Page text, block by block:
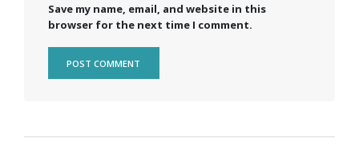
Save my name, email, and website in this
browser for the next time I comment.